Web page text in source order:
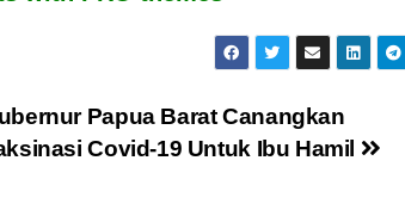
Papua Barat Canangkan
Covid-19 Untuk Ibu Hamil